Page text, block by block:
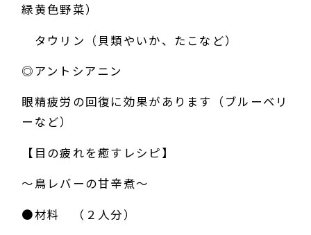
緑黄色野菜）
タウリン（貝類やいか、たこなど）
◎アントシアニン
眼精疲労の回復に効果があります（ブルーベリ
ーなど）
【目の疲れを癒すレシピ】
～鳥レバーの甘辛煮～
●材料 （２人分）